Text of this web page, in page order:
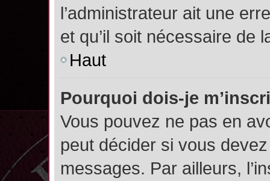
l’administrateur ait une
et qu’il soit nécessaire de
Haut
Pourquoi dois-je
Vous pouvez ne pas en
peut décider si vous
messages. Par ailleurs,